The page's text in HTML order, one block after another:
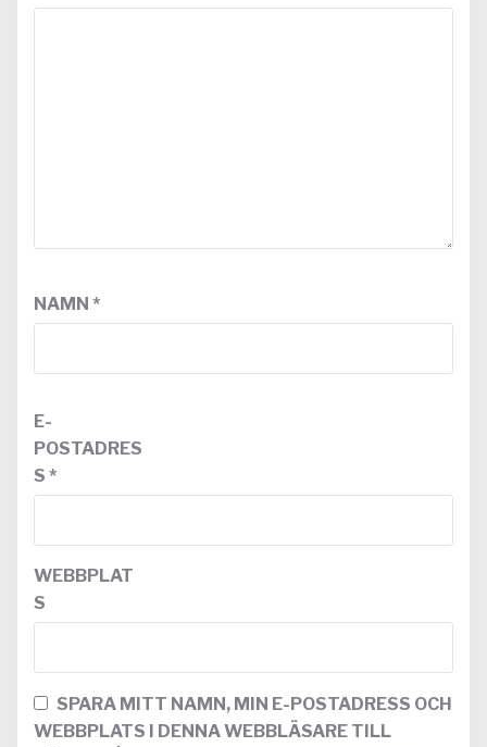
NAMN *
E-
POSTADRES
S *
WEBBPLAT
S
SPARA MITT NAMN, MIN E-POSTADRESS OCH
WEBBPLATS I DENNA WEBBLÄSARE TILL